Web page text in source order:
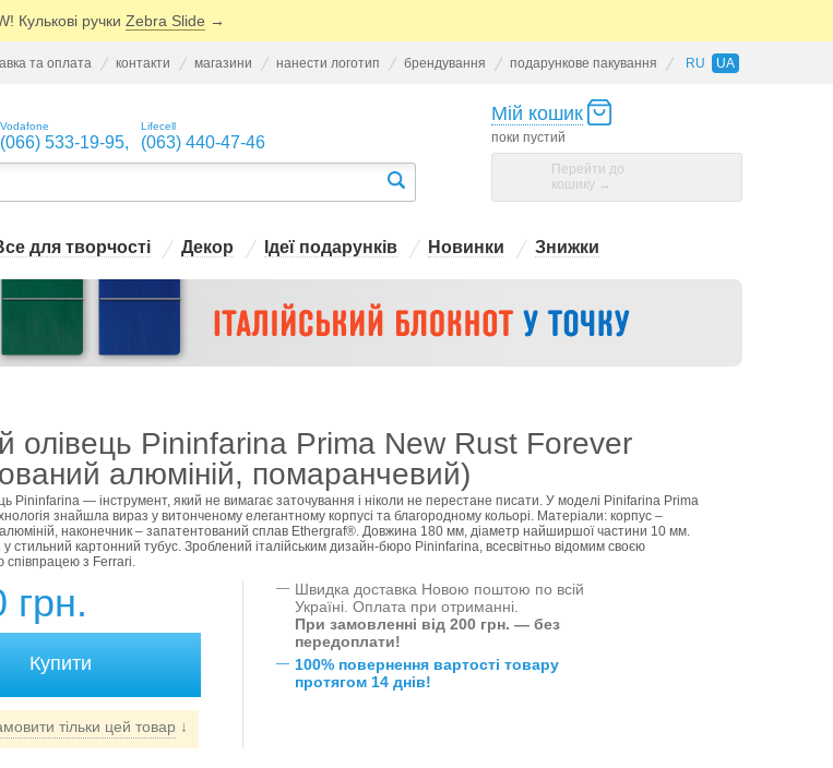
Кулькові ручки Zebra Slide →
та оплата контакти магазини нанести логотип брендування подарункове пакування RU UA
Vodafone
(066) 533-19-95,
Lifecell
(063) 440-47-46
Мій кошик
поки пустий
Перейти до
кошику →
для творчості Декор Ідеї подарунків Новинки Знижки
олівець Pininfarina Prima New Rust Forever
алюміній, помаранчевий)
Pininfarina — інструмент, який не вимагає заточування і ніколи не перестане писати. У моделі Pinifarina Prima
знайшла вираз у витонченому елегантному корпусі та благородному кольорі. Матеріали: корпус –
наконечник – запатентований сплав Ethergraf®. Довжина 180 мм, діаметр найширшої частини 10 мм.
стильний картонний тубус. Зроблений італійським дизайн-бюро Pininfarina, всесвітньо відомим своєю
співпрацею з Ferrari.
грн.
тільки цей товар↓
— Швидка доставка Новою поштою по всій
Україні. Оплата при отриманні.
При замовленні від 200 грн. — без
передоплати!
— 100% повернення вартості товару
протягом 14 днів!